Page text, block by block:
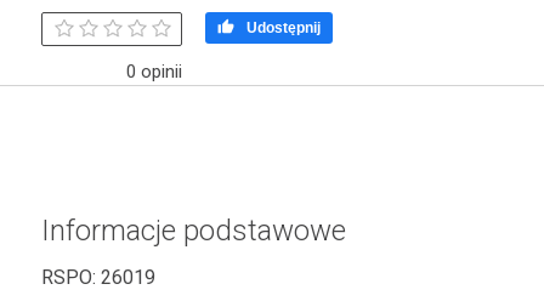
0 opinii
 Udostępnij
Informacje podstawowe
RSPO: 26019